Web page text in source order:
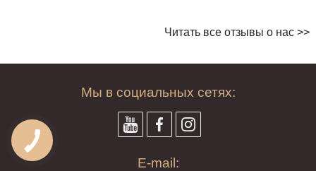
Читать все отзывы о нас >>
Мы в социальных сетях:
E-mail: